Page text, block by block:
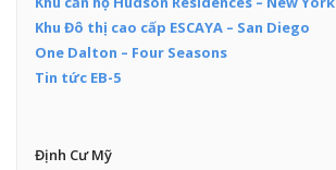
Khu Đô thị cao cấp ESCAYA – San Diego
One Dalton – Four Seasons
Tin tức EB-5
Định Cư Mỹ